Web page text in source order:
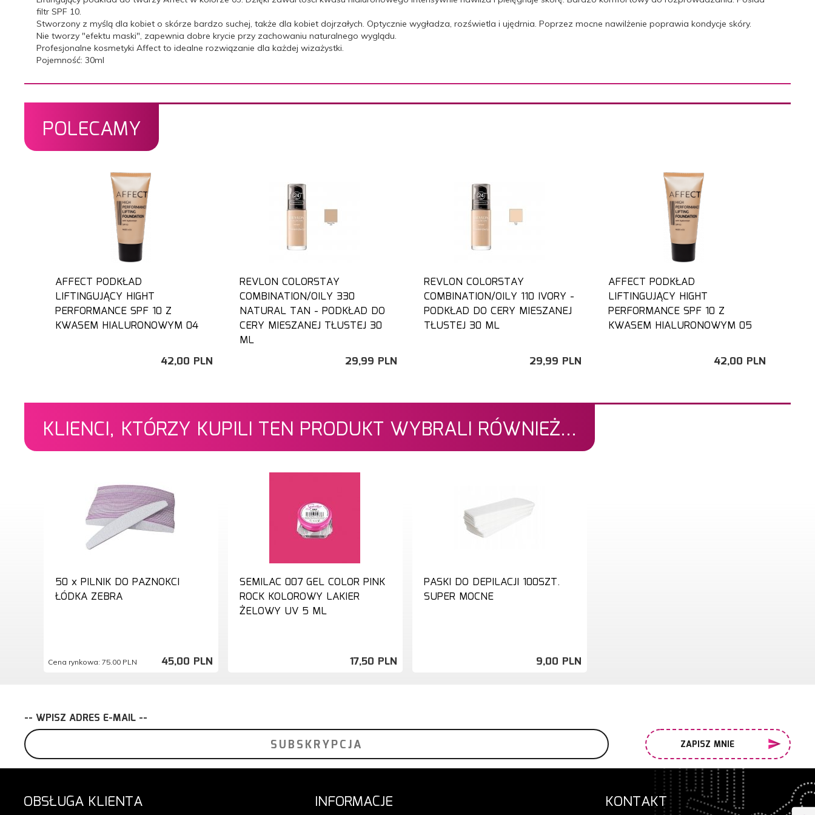
filtr SPF 10.
Stworzony z myślą dla kobiet o skórze bardzo suchej, także dla kobiet dojrzałych. Optycznie wygładza, rozświetla i ujędrnia. Poprzez mocne nawilżenie poprawia kondycje skóry.
Nie tworzy "efektu maski", zapewnia dobre krycie przy zachowaniu naturalnego wyglądu.
Profesjonalne kosmetyki Affect to idealne rozwiązanie dla każdej wizażystki.
Pojemność: 30ml
POLECAMY
AFFECT PODKŁAD
LIFTINGUJĄCY HIGHT
PERFORMANCE SPF 10 Z
KWASEM HIALURONOWYM 04
42,00 PLN
REVLON COLORSTAY
COMBINATION/OILY 330
NATURAL TAN - PODKŁAD DO
CERY MIESZANEJ TŁUSTEJ 30
ML
29,99 PLN
REVLON COLORSTAY
COMBINATION/OILY 110 IVORY -
PODKŁAD DO CERY MIESZANEJ
TŁUSTEJ 30 ML
29,99 PLN
AFFECT PODKŁAD
LIFTINGUJĄCY HIGHT
PERFORMANCE SPF 10 Z
KWASEM HIALURONOWYM 05
42,00 PLN
KLIENCI, KTÓRZY KUPILI TEN PRODUKT WYBRALI RÓWNIEŻ...
50 x PILNIK DO PAZNOKCI
ŁÓDKA ZEBRA
45,00 PLN
Cena rynkowa: 75.00 PLN
SEMILAC 007 GEL COLOR PINK
ROCK KOLOROWY LAKIER
ŻELOWY UV 5 ML
17,50 PLN
PASKI DO DEPILACJI 100SZT.
SUPER MOCNE
9,00 PLN
-- WPISZ ADRES E-MAIL --
ZAPISZ MNIE
OBSŁUGA KLIENTA INFORMACJE KONTAKT